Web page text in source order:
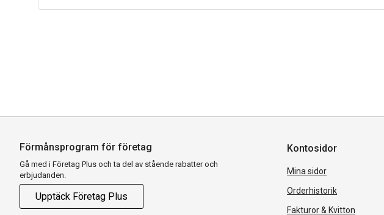
Förmånsprogram för företag
Gå med i Företag Plus och ta del av stående rabatter och
erbjudanden.
Upptäck Företag Plus
Kontosidor
Mina sidor
Orderhistorik
Fakturor & Kvitton